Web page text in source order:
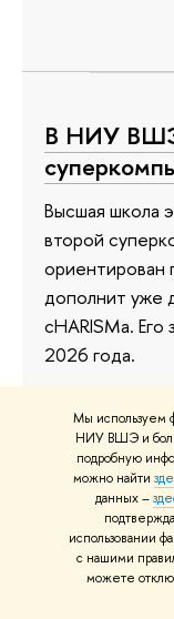
Мы используем
НИУ ВШЭ и
подробную
можно найти
данных –
использовании
с нашими
можете
В НИУ ВШЭ
Высшая школа
второй
ориентирован
дополнит уже
cHARISMa. Его
2026 года.
О ВЫШКЕ